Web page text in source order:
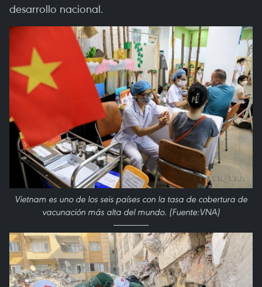
desarrollo nacional.
Vietnam es uno de los seis países con la tasa de cobertura de
vacunación más alta del mundo. (Fuente:VNA)